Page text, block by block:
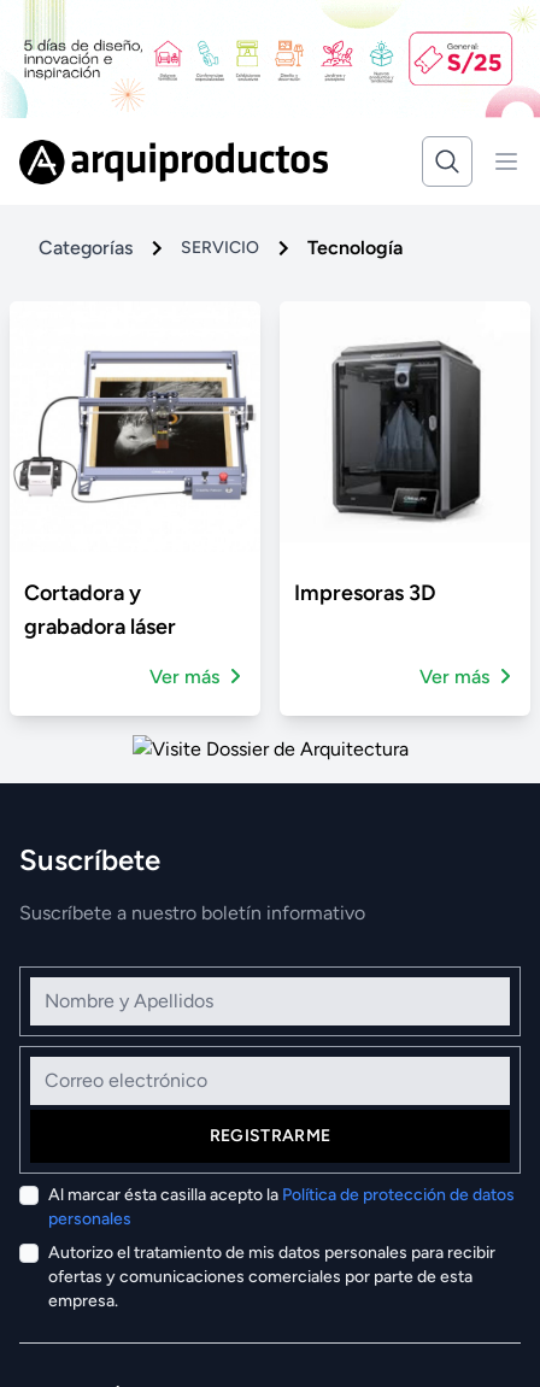
Categorías SERVICIO Tecnología
Cortadora y
grabadora láser
Ver más
Impresoras 3D
Ver más
Suscríbete
Suscríbete a nuestro boletín informativo
Nombre y Apellidos
Correo electrónico
REGISTRARME
Al marcar ésta casilla acepto la Política de protección de datos
personales
Autorizo el tratamiento de mis datos personales para recibir
ofertas y comunicaciones comerciales por parte de esta
empresa.